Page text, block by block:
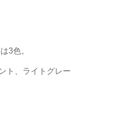
3色。
ト、ライトグレー